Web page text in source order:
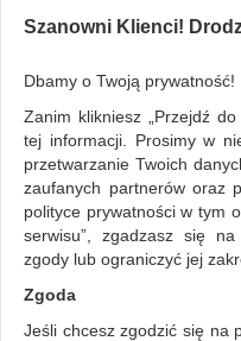
Papier i etykiety
20 ark.
Szanowni Klienci!
Dbamy o Twoją prywatność!
Zanim klikniesz „Przejdź
tej informacji. Prosimy w
przetwarzanie Twoich
zaufanych partnerów oraz
polityce prywatności w tym
serwisu”, zgadzasz się
zgody lub ograniczyć jej
Zgoda
Jeśli chcesz zgodzić się na